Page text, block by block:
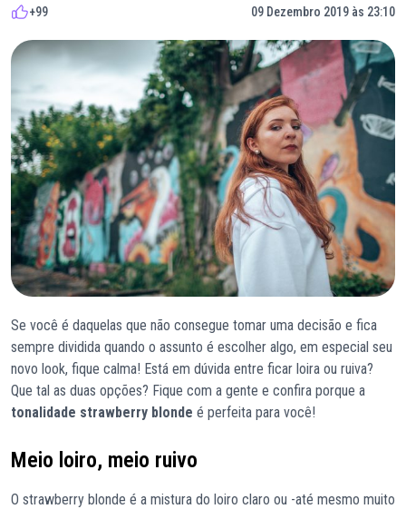
+99 09 Dezembro 2019 às 23:10
Se você é daquelas que não consegue tomar uma decisão e fica
sempre dividida quando o assunto é escolher algo, em especial seu
novo look, fique calma! Está em dúvida entre ficar loira ou ruiva?
Que tal as duas opções? Fique com a gente e confira porque a
tonalidade strawberry blonde é perfeita para você!
Meio loiro, meio ruivo
O strawberry blonde é a mistura do loiro claro ou -até mesmo muito